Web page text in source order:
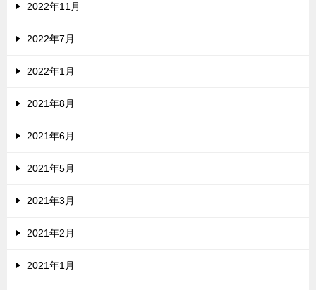
2022年11月
2022年7月
2022年1月
2021年8月
2021年6月
2021年5月
2021年3月
2021年2月
2021年1月